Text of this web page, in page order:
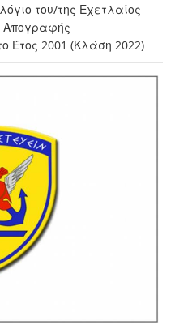
του/της Εχετλαίος
Απογραφής
Έτος 2001 (Κλάση 2022)